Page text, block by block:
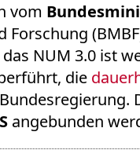
vom
NUM 3.0 ist
die
angebunden